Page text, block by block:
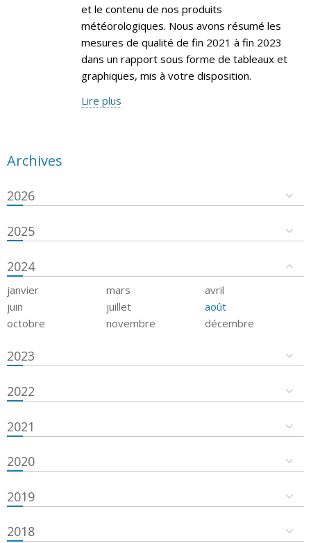
et le contenu de nos produits
météorologiques. Nous avons résumé les
mesures de qualité de fin 2021 à fin 2023
dans un rapport sous forme de tableaux et
graphiques, mis à votre disposition.
Lire plus
Archives
2026
2025
2024
janvier mars
avril
juin
juillet
août
octobre
novembre décembre
2023
2022
2021
2020
2019
2018